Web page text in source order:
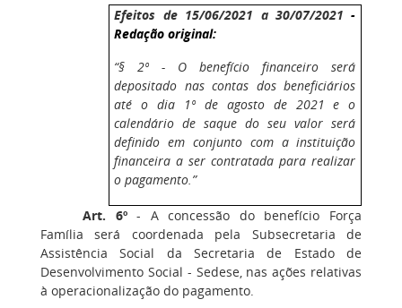
Efeitos de 15/06/2021 a 30/07/2021-
Redação original:
“§ 2º - O benefício financeiro será
depositado nas contas dos beneficiários
até o dia 1º de agosto de 2021 e o
calendário de saque do seu valor será
definido em conjunto com a instituição
financeira a ser contratada para realizar
o pagamento.”
Art. 6º- A concessão do benefício Força
Família será coordenada pela Subsecretaria de
Assistência Social da Secretaria de Estado de
Desenvolvimento Social - Sedese, nas ações relativas
à operacionalização do pagamento.